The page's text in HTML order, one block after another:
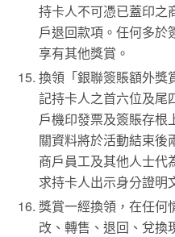
持卡人不可憑已蓋印之
戶退回款項。任何多於
享有其他獎賞。
換領「銀聯簽賬額外獎
記持卡人之首六位及尾
戶機印發票及簽賬存根
關資料將於活動結束後
商戶員工及其他人士代
求持卡人出示身分證明
獎賞一經換領，在任何
改、轉售、退回、兌換